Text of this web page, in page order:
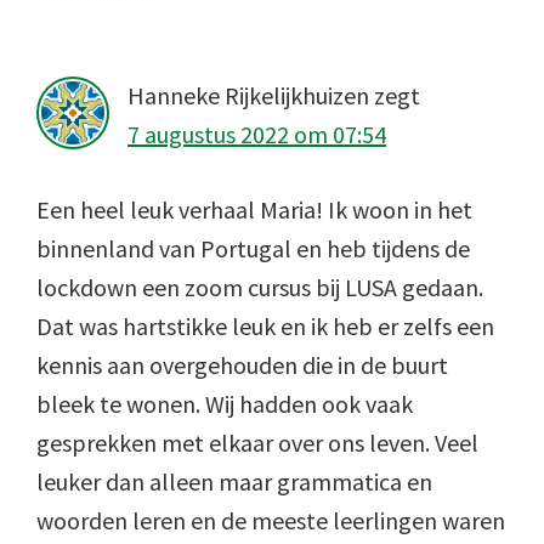
Hanneke Rijkelijkhuizen zegt
7 augustus 2022 om 07:54
Een heel leuk verhaal Maria! Ik woon in het
binnenland van Portugal en heb tijdens de
lockdown een zoom cursus bij LUSA gedaan.
Dat was hartstikke leuk en ik heb er zelfs een
kennis aan overgehouden die in de buurt
bleek te wonen. Wij hadden ook vaak
gesprekken met elkaar over ons leven. Veel
leuker dan alleen maar grammatica en
woorden leren en de meeste leerlingen waren